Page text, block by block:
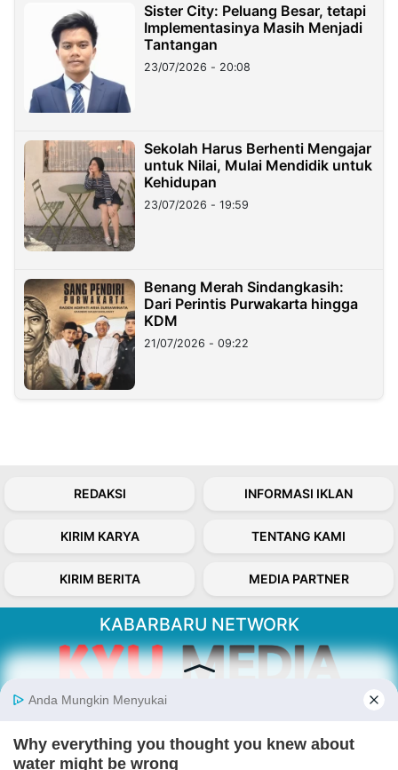
Sister City: Peluang Besar, tetapi
Implementasinya Masih Menjadi
Tantangan
23/07/2026 - 20:08
Sekolah Harus Berhenti Mengajar
untuk Nilai, Mulai Mendidik untuk
Kehidupan
23/07/2026 - 19:59
Benang Merah Sindangkasih:
Dari Perintis Purwakarta hingga
KDM
21/07/2026 - 09:22
REDAKSI INFORMASI IKLAN
KIRIM KARYA TENTANG KAMI
KIRIM BERITA MEDIA PARTNER
KABARBARU NETWORK
Kabarbaru.co menyajikan berita aktual dan